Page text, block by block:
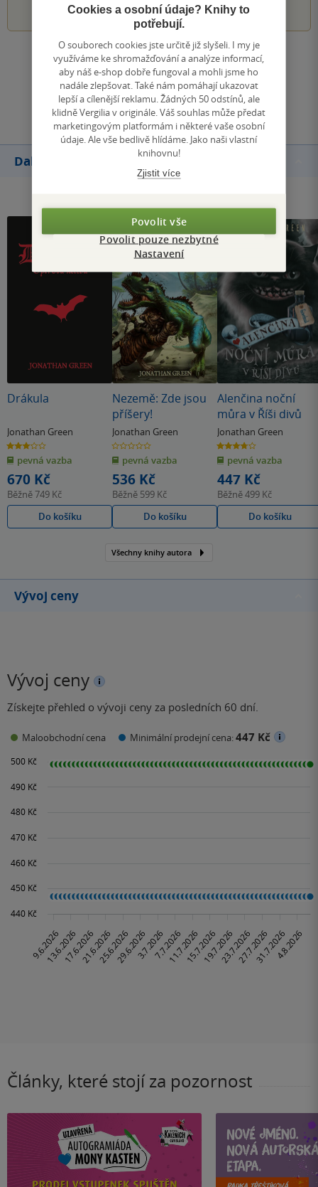
Zobrazit všechna hodnocení
Přidat hodnocení
Další knihy autora
Drákula
Jonathan Green
3.0
z
5
hvězdiček
pevná vazba
670 Kč
Běžně749 Kč
Do košíku
Nezemě: Zde jsou
příšery!
Jonathan Green
0.0
z
5
hvězdiček
pevná vazba
536 Kč
Běžně 599 Kč
Do košíku
Alenčina noční
můra v Říši divů
Jonathan Green
3.8
z
5
hvězdiček
pevná vazba
447 Kč
Běžně499 Kč
Do košíku
Všechny knihy autora
Vývoj ceny
Vývoj ceny
Získejte přehled o vývoji ceny za posledních 60 dní.
Maloobchodní cena Minimální prodejní cena:447 Kč
Články, které stojí za pozornost
Cookies a osobní údaje? Knihy to
potřebují.
O souborech cookies jste určitě již slyšeli. I my je
využíváme ke shromažďování a analýze informací,
aby náš e-shop dobře fungoval a mohli jsme ho
nadále zlepšovat. Také nám pomáhají ukazovat
lepší a cílenější reklamu. Žádných 50 odstínů, ale
klidně Vergilia v originále. Váš souhlas může předat
marketingovým platformám i některé vaše osobní
údaje. Ale vše bedlivě hlídáme. Jako naši vlastní
knihovnu!
Zjistit více
Povolit vše
Povolit pouze nezbytné
Nastavení